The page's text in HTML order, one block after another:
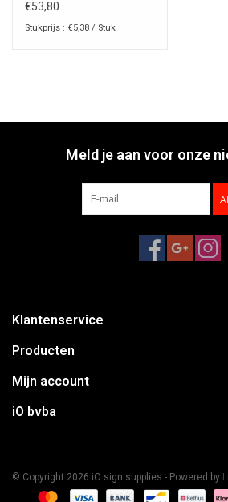
€53,80
Stukprijs : €5,38 / Stuk
Meld je aan voor onze
Klantenservice
Producten
Mijn account
iO bvba
© Copyright 2026 iO sign supplies - Powered by